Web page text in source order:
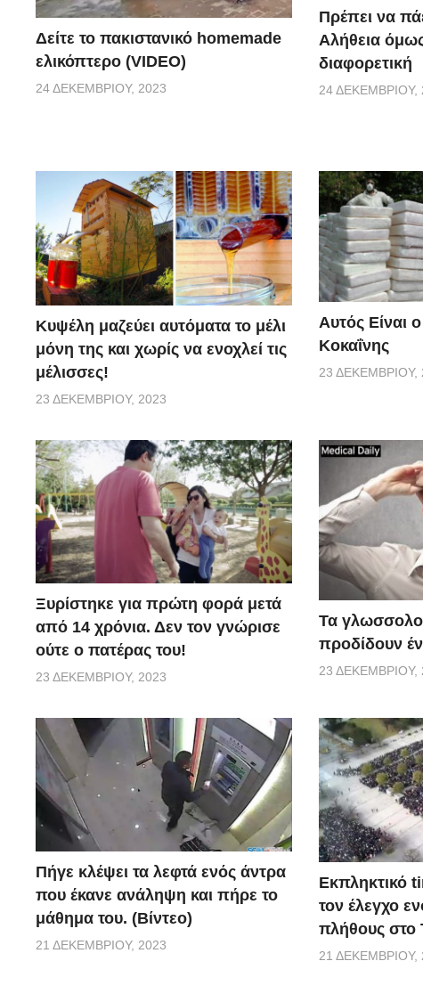
Δείτε το πακιστανικό homemade
ελικόπτερο (VIDEO)
24 ΔΕΚΕΜΒΡΊΟΥ, 2023
Πρέπει να
Αλήθεια
διαφορετική
24 ΔΕΚΕΜΒΡΊΟΥ,
Κυψέλη μαζεύει αυτόματα το μέλι
μόνη της και χωρίς να ενοχλεί τις
μέλισσες!
23 ΔΕΚΕΜΒΡΊΟΥ, 2023
Αυτός Είναι
Κοκαΐνης
23 ΔΕΚΕΜΒΡΊΟΥ,
Ξυρίστηκε για πρώτη φορά μετά
από 14 χρόνια. Δεν τον γνώρισε
ούτε ο πατέρας του!
23 ΔΕΚΕΜΒΡΊΟΥ, 2023
Τα
προδίδουν
23 ΔΕΚΕΜΒΡΊΟΥ,
Πήγε κλέψει τα λεφτά ενός άντρα
που έκανε ανάληψη και πήρε το
μάθημα του. (Βίντεο)
21 ΔΕΚΕΜΒΡΊΟΥ, 2023
Εκπληκτικό
τον έλεγχο
πλήθους στο
21 ΔΕΚΕΜΒΡΊΟΥ,